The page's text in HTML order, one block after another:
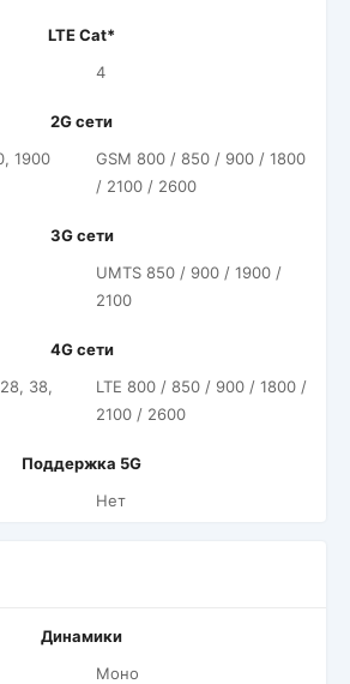
LTE Cat*
4
2G сети
1900
GSM 800 / 850 / 900 / 1800
/ 2100 / 2600
3G сети
UMTS 850 / 900 / 1900 /
2100
4G сети
38,
LTE 800 / 850 / 900 / 1800 /
2100 / 2600
Поддержка 5G
Нет
Динамики
Моно